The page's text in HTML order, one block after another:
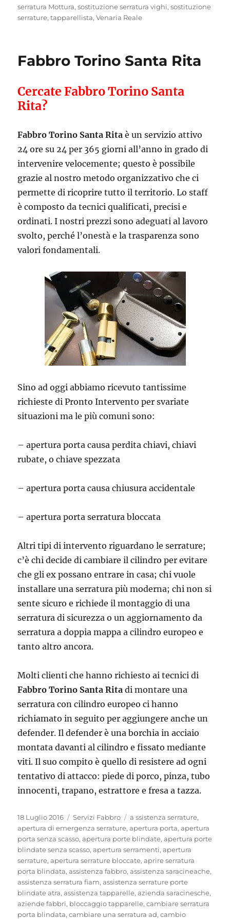
serratura Mottura,sostituzione serratura vighi,sostituzione
serrature,tapparellista,Venaria Reale
Fabbro Torino Santa Rita
Cercate Fabbro Torino Santa
Rita?
Fabbro Torino Santa Rita è un servizio attivo
24 ore su 24 per 365 giorni all’anno in grado di
intervenire velocemente; questo è possibile
grazie al nostro metodo organizzativo che ci
permette di ricoprire tutto il territorio. Lo staff
è composto da tecnici qualificati, precisi e
ordinati. I nostri prezzi sono adeguati al lavoro
svolto, perché l’onestà e la trasparenza sono
valori fondamentali.
Sino ad oggi abbiamo ricevuto tantissime
richieste di Pronto Intervento per svariate
situazioni ma le più comuni sono:
– apertura porta causa perdita chiavi, chiavi
rubate, o chiave spezzata
– apertura porta causa chiusura accidentale
– apertura porta serratura bloccata
Altri tipi di intervento riguardano le serrature;
c’è chi decide di cambiare il cilindro per evitare
che gli ex possano entrare in casa; chi vuole
installare una serratura più moderna; chi non si
sente sicuro e richiede il montaggio di una
serratura di sicurezza o un aggiornamento da
serratura a doppia mappa a cilindro europeo e
tanto altro ancora.
Molti clienti che hanno richiesto ai tecnici di
Fabbro Torino Santa Rita di montare una
serratura con cilindro europeo ci hanno
richiamato in seguito per aggiungere anche un
defender. Il defender è una borchia in acciaio
montata davanti al cilindro e fissato mediante
viti. Il suo compito è quello di resistere ad ogni
tentativo di attacco: piede di porco, pinza, tubo
innocenti, trapano, estrattore e fresa a tazza.
Pubblicato
il
18 Luglio 2016 Categorie
Servizi Fabbro Tag
a ssistenza serrature,
apertura di emergenza serrature,apertura porta,apertura
porta senza scasso,apertura porte blindate,apertura porte
blindate senza scasso,apertura serramenti,apertura
serrature,apertura serrature bloccate,aprire serratura
porta blindata,assistenza fabbro,assistenza saracineache,
assistenza serratura fiam,assistenza serrature porte
blindate atra,assistenza tapparelle,azienda saracinesche,
aziende fabbri, bloccaggio tapparelle,cambiare serratura
porta blindata,cambiare una serratura ad,cambio